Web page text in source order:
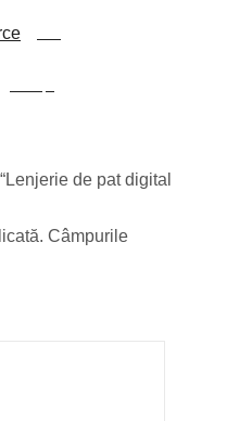
de pat digital
Câmpurile